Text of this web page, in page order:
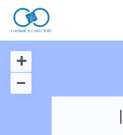
Accueil